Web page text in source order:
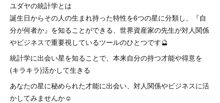
ユダヤの統計学とは
誕生日からその人の生まれ持った特性を6つの星に分類し、『自
分が何者か』を知ることができる、世界資産家の先生が対人関係
やビジネスで重要視しているツールのひとつです🔮
統計学に出会い星を知ることで、本来自分の持つ才能や得意を
(キラキラ)活かして生きる
あなたの星に秘められた才能に出会い、対人関係やビジネスに活
かしてみませんか☺️